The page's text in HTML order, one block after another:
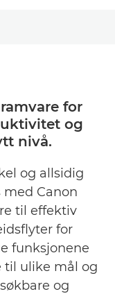
for
og
nivå.
og allsidig
Canon
til effektiv
for
funksjonene
til ulike mål og
og